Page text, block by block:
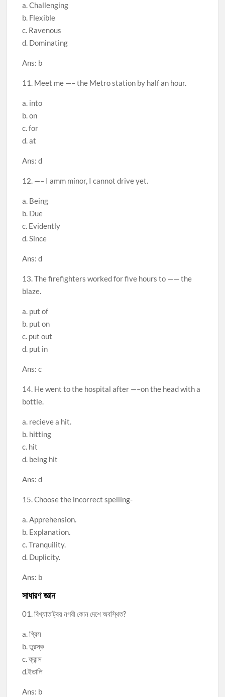
a. Challenging
b. Flexible
c. Ravenous
d. Dominating
Ans: b
11. Meet me —– the Metro station by half an hour.
a. into
b. on
c. for
d. at
Ans: d
12. —– I amm minor, I cannot drive yet.
a. Being
b. Due
c. Evidently
d. Since
Ans: d
13. The firefighters worked for five hours to —— the
blaze.
a. put of
b. put on
c. put out
d. put in
Ans: c
14. He went to the hospital after —–on the head with a
bottle.
a. recieve a hit.
b. hitting
c. hit
d. being hit
Ans: d
15. Choose the incorrect spelling-
a. Apprehension.
b. Explanation.
c. Tranquility.
d. Duplicity.
Ans: b
সাধারণ জ্ঞান
01. বিখ্যাত ট্রয় নগরী কোন দেশে অবস্থিত?
a. গ্রিস
b. তুরস্ক
c. ফ্রান্স
d.ইতালি
Ans: b